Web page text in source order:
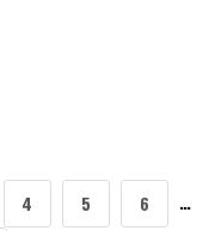
4 5 6 …